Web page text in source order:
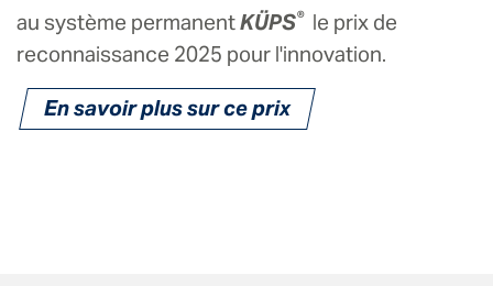
au système permanentKÜPS® le prix de
reconnaissance 2025 pour l'innovation.
En savoir plus sur ce prix